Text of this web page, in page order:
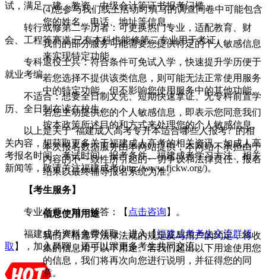
试，满足一建、教资、中级会计等证书报考门槛。
转行或修第二学历者：可更换热门专业，适配教育、财
会、工程等赛道;已有本科也能修第二专业用于考证。
专科退役士兵：符合条件可免试入学，快速提升学历便于
就业考编。
不适合：想要全日制文凭、短期快速拿证、无专科前置学
历、全日制在读在校生。
以上是关于“福建成人高考专升本适合哪些人报考?”的相
关内容，想获取更多关于福建成人高考的相关资讯，如成人高
考报名时间、考试时间、报考条件、福建成考学习方法、相关
新闻等，敬请关注福建成考(http://www.fjckw.org/)。
【考生服务】
专业老师一对一解答：【 点击咨询 】。
福建成考资料免费领取：进入【福建成考考生交流群领
取 】，加入群聊，还可以跟更多考生共同交流。
(4)您参与我们线上活动时填写的调查问卷中可能包含
您的姓名、电话、地址等信息。
我们的部分服务可能需要您提供特定的个人敏感信息
来实现特定功能。
若您选择不提供该类信息，则可能无法正常使用服务
中的特定功能，但不影响您使用服务中的其他功能。
若您主动提供您的个人敏感信息，即表示您同意我们
按本政策所述目的和方式来处理您的个人敏感信息。
本次报名数据服务由本网站提供，本网站不承担由于
内容的不一致性所引起的一切争议和法律责任，报名
结果以最终辅导报名系统为准。
信息使用用途
我们严格遵守法律法规的规定及与用户的约定，将收
集的信息用于以下用途。若我们超出以下用途使用您
的信息，我们将再次向您进行说明，并征得您的同
意。